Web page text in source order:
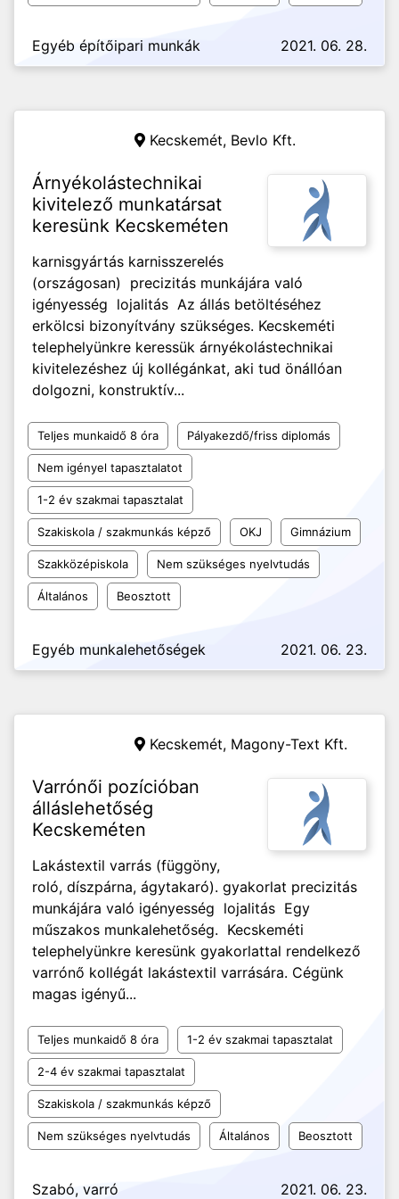
Egyéb építőipari munkák 2021. 06. 28.
Kecskemét, Bevlo Kft.
Árnyékolástechnikai
kivitelező munkatársat
keresünk Kecskeméten
karnisgyártás karnisszerelés
(országosan) precizitás munkájára való
igényesség lojalitás Az állás betöltéséhez
erkölcsi bizonyítvány szükséges. Kecskeméti
telephelyünkre keressük árnyékolástechnikai
kivitelezéshez új kollégánkat, aki tud önállóan
dolgozni, konstruktív...
Teljes munkaidő 8 óra Pályakezdő/friss diplomás
Nem igényel tapasztalatot
1-2 év szakmai tapasztalat
Szakiskola / szakmunkás képző OKJ Gimnázium
Szakközépiskola Nem szükséges nyelvtudás
Általános Beosztott
Egyéb munkalehetőségek 2021. 06. 23.
Kecskemét, Magony-Text Kft.
Varrónői pozícióban
álláslehetőség
Kecskeméten
Lakástextil varrás (függöny,
roló, díszpárna, ágytakaró). gyakorlat precizitás
munkájára való igényesség lojalitás Egy
műszakos munkalehetőség. Kecskeméti
telephelyünkre keresünk gyakorlattal rendelkező
varrónő kollégát lakástextil varrására. Cégünk
magas igényű...
Teljes munkaidő 8 óra 1-2 év szakmai tapasztalat
2-4 év szakmai tapasztalat
Szakiskola / szakmunkás képző
Nem szükséges nyelvtudás Általános Beosztott
Szabó, varró 2021. 06. 23.